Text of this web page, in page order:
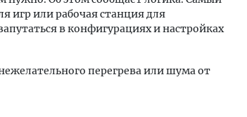
или рабочая станция для
в конфигурациях и настройках
перегрева или шума от